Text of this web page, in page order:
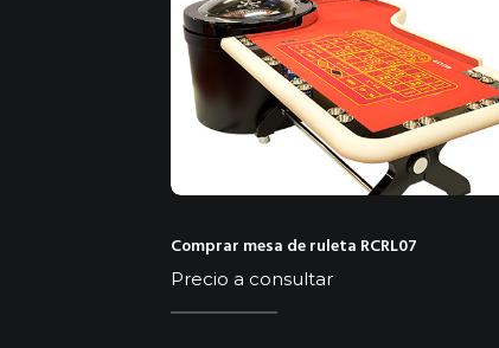
Comprar mesa de ruleta RCRL07
Precio a consultar